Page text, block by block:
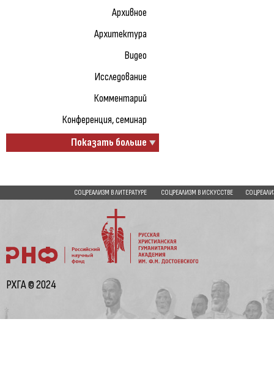
Архивное
Архитектура
Видео
Исследование
Комментарий
Конференция, семинар
Показать больше
СОЦРЕАЛИЗМ В ЛИТЕРАТУРЕ СОЦРЕАЛИЗМ В ИСКУССТВЕ
РХГА © 2024